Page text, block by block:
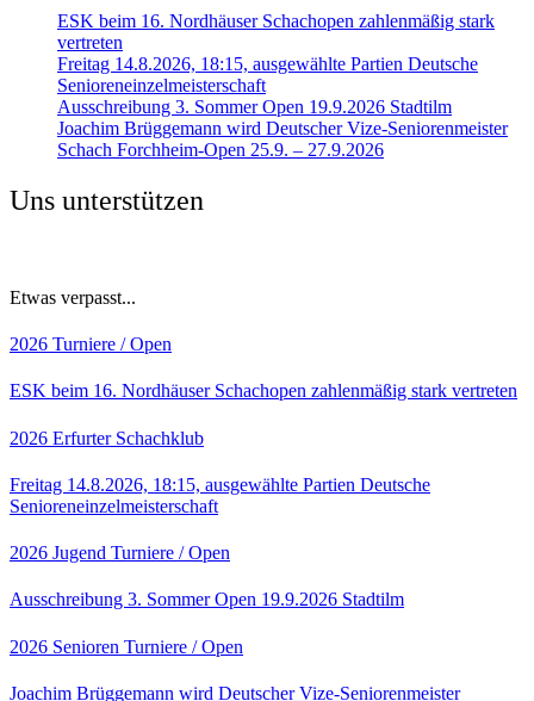
ESK beim 16. Nordhäuser Schachopen zahlenmäßig stark
vertreten
Freitag 14.8.2026, 18:15, ausgewählte Partien Deutsche
Senioreneinzelmeisterschaft
Ausschreibung 3. Sommer Open 19.9.2026 Stadtilm
Joachim Brüggemann wird Deutscher Vize-Seniorenmeister
Schach Forchheim-Open 25.9. – 27.9.2026
Uns unterstützen
Etwas verpasst...
2026 Turniere / Open
ESK beim 16. Nordhäuser Schachopen zahlenmäßig stark vertreten
2026 Erfurter Schachklub
Freitag 14.8.2026, 18:15, ausgewählte Partien Deutsche
Senioreneinzelmeisterschaft
2026 Jugend Turniere / Open
Ausschreibung 3. Sommer Open 19.9.2026 Stadtilm
2026 Senioren Turniere / Open
Joachim Brüggemann wird Deutscher Vize-Seniorenmeister